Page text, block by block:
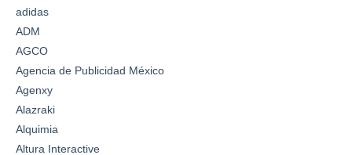
adidas
ADM
AGCO
Agencia de Publicidad México
Agenxy
Alazraki
Alquimia
Altura Interactive